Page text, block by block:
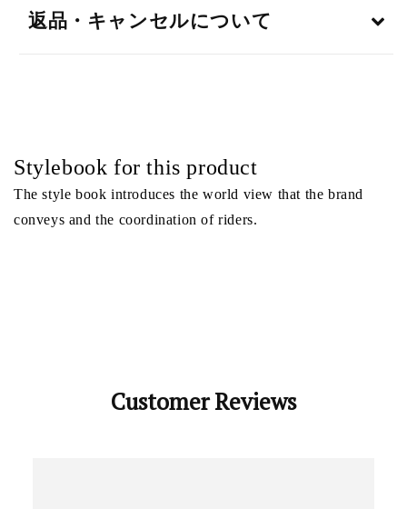
返品・キャンセルについて
Stylebook for this product
The style book introduces the world view that the brand
conveys and the coordination of riders.
Customer Reviews